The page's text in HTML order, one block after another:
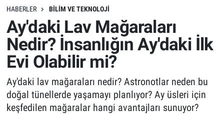
HABERLER BILIM VE TEKNOLOJI
Ay'daki Lav Mağaraları
Nedir? İnsanlığın Ay'daki İlk
Evi Olabilir mi?
Ay'daki lav mağaraları nedir? Astronotlar neden bu
doğal tünellerde yaşamayı planlıyor? Ay üsleri için
keşfedilen mağaralar hangi avantajları sunuyor?